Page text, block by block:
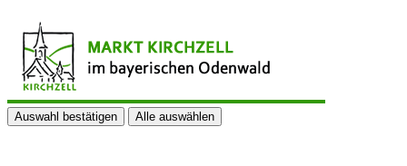
Auswahl bestätigen Alle auswählen